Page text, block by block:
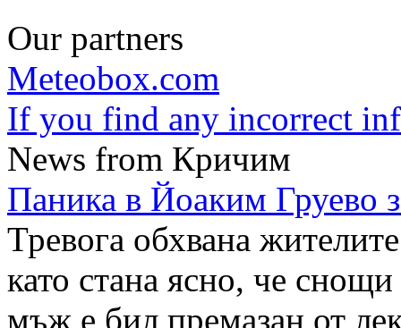
Our partners
Meteobox.com
If you find any incorrect
News from Кричим
Паника в Йоаким Груево
Тревога обхвана
като стана ясно, че
мъж е бил премазан от